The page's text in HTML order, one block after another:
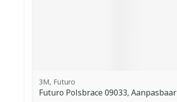
3M, Futuro
Futuro Polsbrace 09033, Aanpasbaar